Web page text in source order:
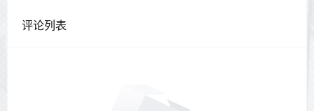
评论列表